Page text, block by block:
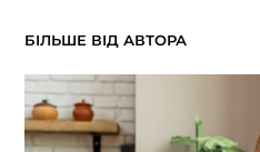
БІЛЬШЕ ВІД АВТОРА